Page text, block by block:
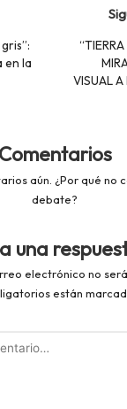
en la
VISUAL A
Comentarios
aún. ¿Por qué no
debate?
una
electrónico no
están